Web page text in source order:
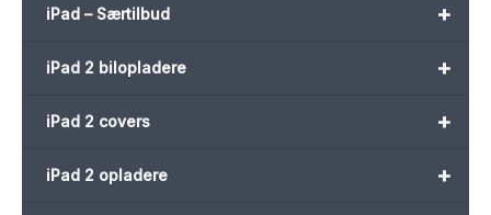
+
iPad – Særtilbud
+
iPad 2 bilopladere
+
iPad 2 covers
+
iPad 2 opladere